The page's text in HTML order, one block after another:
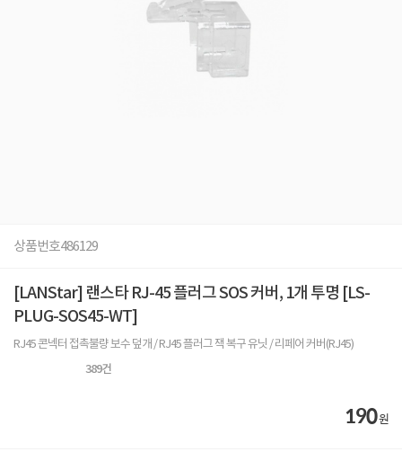
상품번호486129
[LANStar] 랜스타 RJ-45 플러그 SOS 커버, 1개 투명 [LS-
PLUG-SOS45-WT]
RJ45 콘넥터 접촉불량 보수 덮개 / RJ45 플러그 잭 복구 유닛 / 리페어 커버(RJ45)
389건
190원